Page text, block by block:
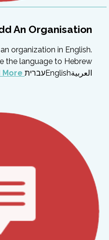
An Organisation
organization in English.
العربيةEnglishעברית